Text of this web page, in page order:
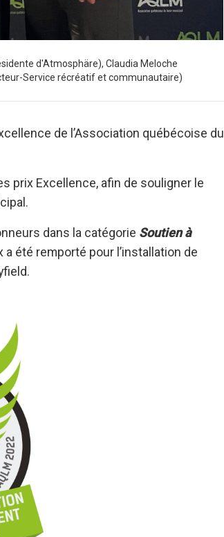
d'Atmosphäre), Claudia Meloche
Service récréatif et communautaire)
de l’Association québécoise du
prix Excellence, afin de souligner le
dans la catégorie Soutien à
a été remporté pour l’installation de